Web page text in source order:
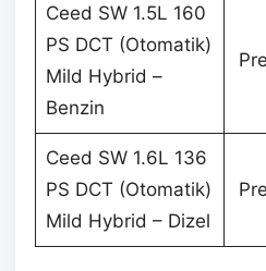
Ceed SW 1.5L 160
PS DCT (Otomatik)
Mild Hybrid –
Benzin
Ceed SW 1.6L 136
PS DCT (Otomatik)
Mild Hybrid – Dizel